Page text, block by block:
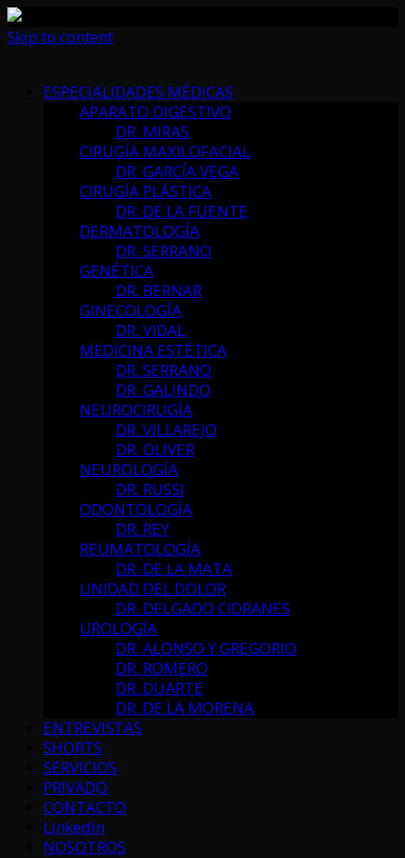
Skip to content
ESPECIALIDADES MÉDICAS
APARATO DIGESTIVO
DR. MIRAS
CIRUGÍA MAXILOFACIAL
DR. GARCÍA VEGA
CIRUGÍA PLÁSTICA
DR. DE LA FUENTE
DERMATOLOGÍA
DR. SERRANO
GENÉTICA
DR. BERNAR
GINECOLOGÍA
DR. VIDAL
MEDICINA ESTÉTICA
DR. SERRANO
DR. GALINDO
NEUROCIRUGÍA
DR. VILLAREJO
DR. OLIVER
NEUROLOGÍA
DR. RUSSI
ODONTOLOGÍA
DR. REY
REUMATOLOGÍA
DR. DE LA MATA
UNIDAD DEL DOLOR
DR. DELGADO CIDRANES
UROLOGÍA
DR. ALONSO Y GREGORIO
DR. ROMERO
DR. DUARTE
DR. DE LA MORENA
ENTREVISTAS
SHORTS
SERVICIOS
PRIVADO
CONTACTO
LinkedIn
NOSOTROS